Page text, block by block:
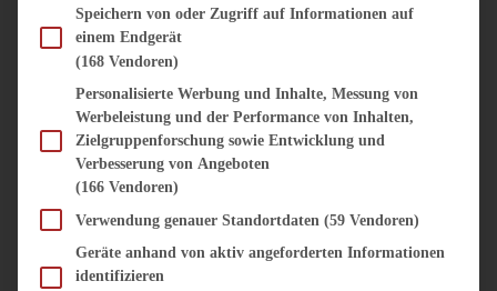
SUPPENKASPEREIEN
VORSPEISEN
SÜSS & HERZHAFT
BROTAUFSTRICH
DIPS, SAUCEN, CHUTNEYS
KÜCHENGESCHENKE
Im Folgenden finden Sie eine Liste der Zwecke des IAB Transparency and Consent
Speichern von oder Zugriff auf Informationen auf
einem Endgerät
(168 Vendoren)
Personalisierte Werbung und Inhalte, Messung von
Werbeleistung und der Performance von Inhalten,
Zielgruppenforschung sowie Entwicklung und
Verbesserung von Angeboten
(166 Vendoren)
Verwendung genauer Standortdaten (59 Vendoren)
Geräte anhand von aktiv angeforderten Informationen
identifizieren